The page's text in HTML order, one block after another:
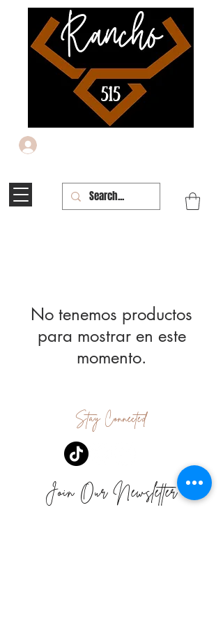
No tenemos productos
para mostrar en este
momento.
Stay Connected
Join Our Newsletter